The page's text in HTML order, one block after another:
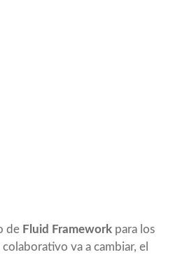
de Fluid Framework para los
va a cambiar, el